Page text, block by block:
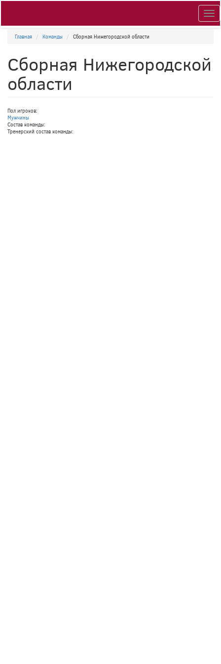
Главная Команды Сборная Нижегородской области
Сборная Нижегородской
области
Пол игроков:
Мужчины
Состав команды:
Тренерский состав команды: